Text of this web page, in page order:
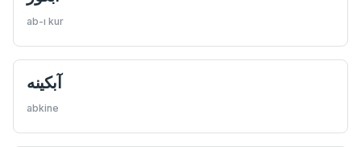
ab-ı kur
آبكينه
abkine